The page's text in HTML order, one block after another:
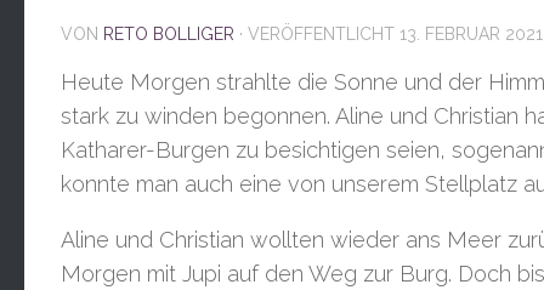
VON RETO BOLLIGER · VERÖFFENTLICHT 13. FEBRUAR 2021
Heute Morgen strahlte die Sonne und der
stark zu winden begonnen. Aline und Christian
Katharer-Burgen zu besichtigen seien,
konnte man auch eine von unserem Stellplatz
Aline und Christian wollten wieder ans Meer
Morgen mit Jupi auf den Weg zur Burg. Doch